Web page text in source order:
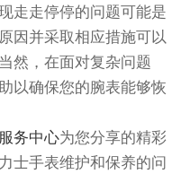
走停停的问题可能是
因并采取相应措施可以
然，在面对复杂问题
以确保您的腕表能够恢
务中心为您分享的精彩
士手表维护和保养的问